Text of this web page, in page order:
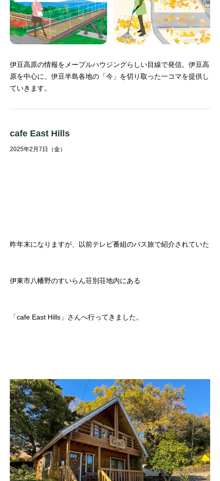
伊豆高原の情報をメープルハウジングらしい目線で発信。 伊豆高
原を中心に、伊豆半島各地の「今」を切り取った一コマを提供し
ていきます。
cafe East Hills
2025年2月7日（金）
昨年末になりますが、以前テレビ番組のバス旅で紹介されていた
伊東市八幡野のすいらん荘別荘地内にある
「cafe East Hills」さんへ行ってきました。